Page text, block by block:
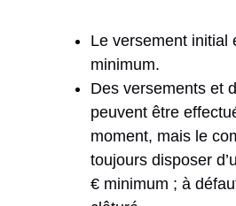
Le versement initial
minimum.
Des versements et
peuvent être
moment, mais le
toujours disposer
€ minimum ; à